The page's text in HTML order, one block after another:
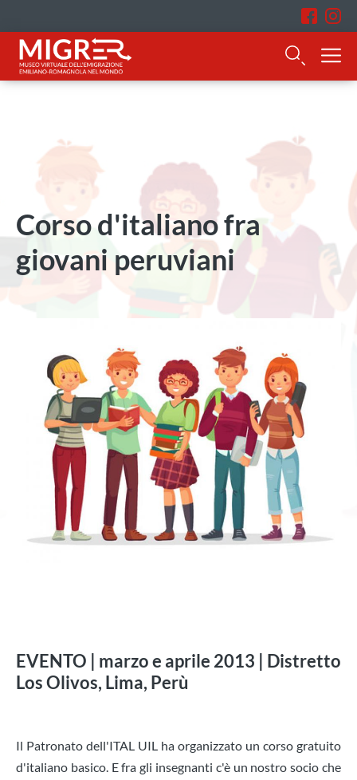
Corso d'italiano fra
giovani peruviani
EVENTO | marzo e aprile 2013 | Distretto
Los Olivos, Lima, Perù
Il Patronato dell'ITAL UIL ha organizzato un corso gratuito
d'italiano basico. E fra gli insegnanti c'è un nostro socio che